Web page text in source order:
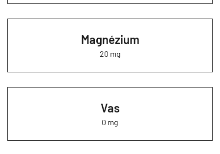
Magnézium
20 mg
Vas
0 mg